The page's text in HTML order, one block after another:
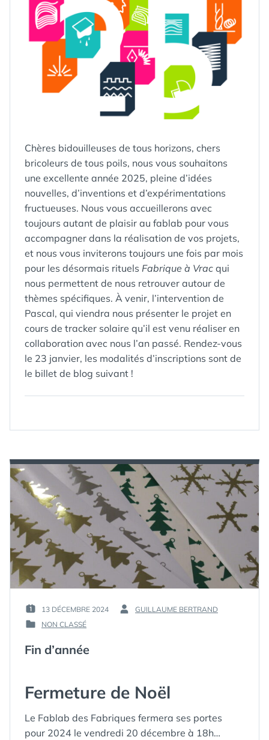
Chères bidouilleuses de tous horizons, chers
bricoleurs de tous poils, nous vous souhaitons
une excellente année 2025, pleine d’idées
nouvelles, d’inventions et d’expérimentations
fructueuses. Nous vous accueillerons avec
toujours autant de plaisir au fablab pour vous
accompagner dans la réalisation de vos projets,
et nous vous inviterons toujours une fois par mois
pour les désormais rituels Fabrique à Vrac qui
nous permettent de nous retrouver autour de
thèmes spécifiques. À venir, l’intervention de
Pascal, qui viendra nous présenter le projet en
cours de tracker solaire qu’il est venu réaliser en
collaboration avec nous l’an passé. Rendez-vous
le 23 janvier, les modalités d’inscriptions sont de
le billet de blog suivant !
PUBLIÉ
LE :
13 DÉCEMBRE 2024
PAR :
GUILLAUME BERTRAND
PUBLIÉ
NON CLASSÉ
Fin d’année
Fermeture de Noël
Le Fablab des Fabriques fermera ses portes
pour 2024 le vendredi 20 décembre à 18h…